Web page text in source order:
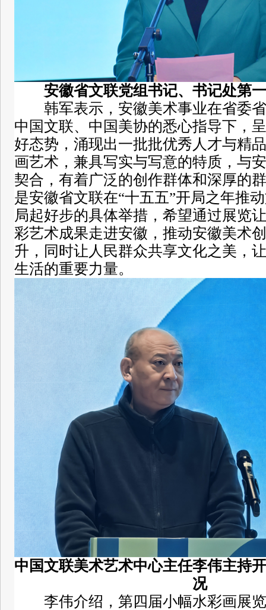
安徽省文联党组书记、书记处第
韩军表示，安徽美术事业在省委
中国文联、中国美协的悉心指导下，
好态势，涌现出一批批优秀人才与精
画艺术，兼具写实与写意的特质，与
契合，有着广泛的创作群体和深厚的
是安徽省文联在“十五五”开局之年推
局起好步的具体举措，希望通过展览
彩艺术成果走进安徽，推动安徽美术
升，同时让人民群众共享文化之美，
生活的重要力量。
中国文联美术艺术中心主任李伟主持
况
李伟介绍，第四届小幅水彩画展